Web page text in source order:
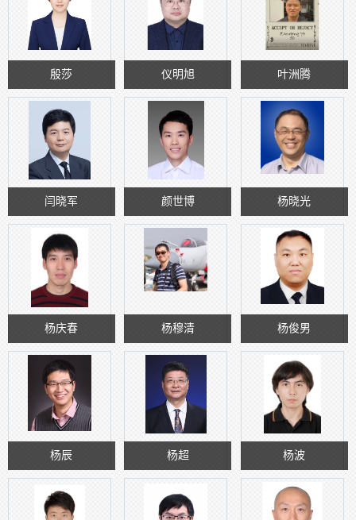
殷莎 仪明旭 叶洲腾
闫晓军 颜世博 杨晓光
杨庆春 杨穆清 杨俊男
杨辰 杨超 杨波